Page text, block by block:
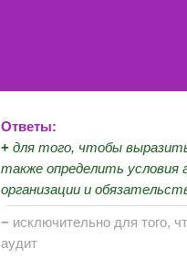
Ответы:
+ для того, чтобы
также определить условия
организации и
− исключительно для того,
аудит